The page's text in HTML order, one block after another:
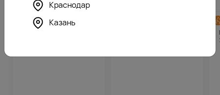
4.5(532)
Краснодар
Казань